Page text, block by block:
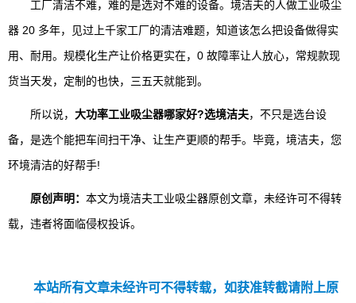
工厂清洁不难，难的是选对不难的设备。境洁夫的人做工业吸尘
器 20 多年，见过上千家工厂的清洁难题，知道该怎么把设备做得实
用、耐用。规模化生产让价格更实在，0 故障率让人放心，常规款现
货当天发，定制的也快，三五天就能到。
所以说， 大功率工业吸尘器哪家好?选境洁夫，不只是选台设
备，是选个能把车间扫干净、让生产更顺的帮手。毕竟，境洁夫，您
环境清洁的好帮手!
原创声明： 本文为境洁夫工业吸尘器原创文章，未经许可不得转
载，违者将面临侵权投诉。
本站所有文章未经许可不得转载，如获准转截请附上原